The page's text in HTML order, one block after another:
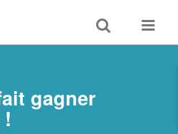
Toggle
search
Toggle
gagner